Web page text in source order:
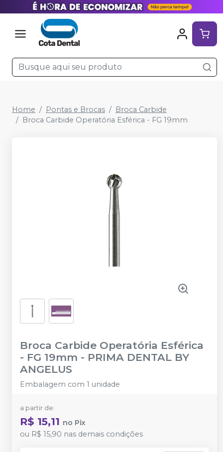
Home Pontas e Brocas
Broca Carbide
Broca Carbide Operatória Esférica - FG 19mm
Broca Carbide Operatória Esférica
- FG 19mm - PRIMA DENTAL BY
ANGELUS
Embalagem com 1 unidade
a partir de:
R$ 15,11 no Pix
ou R$ 15,90 nas demais condições